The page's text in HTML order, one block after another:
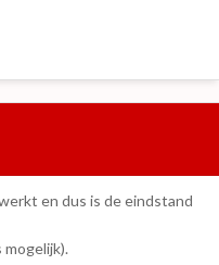
en dus is de eindstand
mogelijk).